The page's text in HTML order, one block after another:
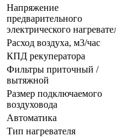
Напряжение
предварительного
электрического
Расход воздуха, м3/час
КПД рекуператора
Фильтры приточный /
вытяжной
Размер подключаемого
воздуховода
Автоматика
Тип нагревателя